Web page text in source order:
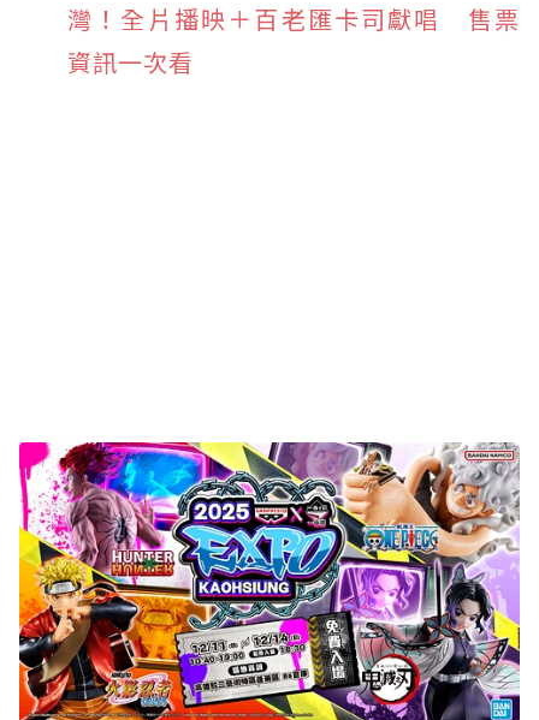
灣！全片播映＋百老匯卡司獻唱 售票
資訊一次看